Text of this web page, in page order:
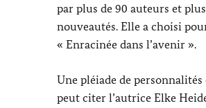
par plus de 90 auteurs et
nouveautés. Elle a choisi
« Enracinée dans l’avenir ».
Une pléiade de
peut citer l’autrice Elke